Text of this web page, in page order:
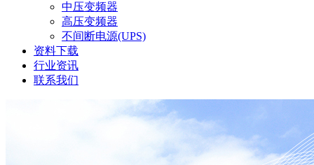
中压变频器
高压变频器
不间断电源(UPS)
资料下载
行业资讯
联系我们